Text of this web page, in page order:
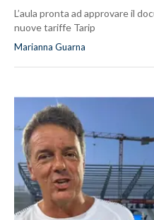
L’aula pronta ad approvare il
nuove tariffe Tarip
Marianna Guarna